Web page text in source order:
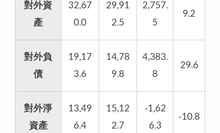
對外資
產
32,67
0.0
29,91
2.5
2,757.
5
9.2
對外負
債
19,17
3.6
14,78
9.8
4,383.
8
29.6
對外淨
資產
13,49
6.4
15,12
2.7
-1,62
6.3
-10.8